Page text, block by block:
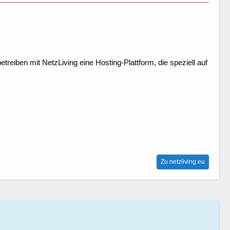
mit NetzLiving eine Hosting-Plattform, die speziell auf
Zu netzliving.eu